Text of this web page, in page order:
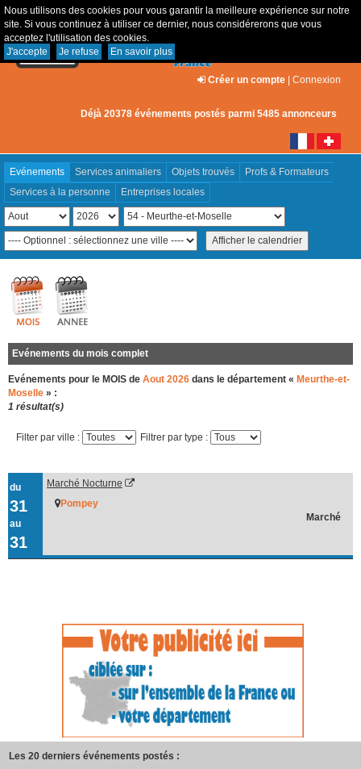
Nous utilisons des cookies pour vous garantir la meilleure expérience sur notre
site. Si vous continuez à utiliser ce dernier, nous considérerons que vous
acceptez l'utilisation des cookies.
J'accepte
Je refuse En savoir plus
Créer un compte | Connexion
Déjà 20378 événements postés parmi 5485 annonceurs
Evénements Services animaliers Objets trouvés
Profs & Formateurs
Services à la personne
Entreprises locales
Evénements du mois complet
Evénements pour le MOIS de Aout 2026 dans le département « Meurthe-et-
Moselle » :
1 résultat(s)
Filter par ville : Filtrer par type :
du
31
au
31
Marché Nocturne
Pompey
Marché
Les 20 derniers événements postés :